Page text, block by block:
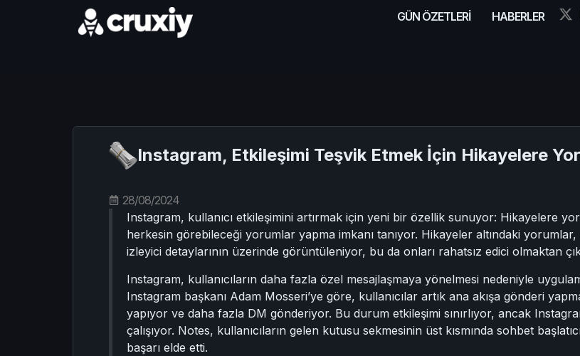
GÜN ÖZETLERİ HABERLER
Instagram, Etkileşimi Teşvik Etmek İçin Hikayelere
28/08/2024
Instagram, kullanıcı etkileşimini artırmak için yeni bir özellik sunuyor: Hikayelere
herkesin görebileceği yorumlar yapma imkanı tanıyor. Hikayeler altındaki
izleyici detaylarının üzerinde görüntüleniyor, bu da onları rahatsız edici olmaktan
Instagram, kullanıcıların daha fazla özel mesajlaşmaya yönelmesi nedeniyle
Instagram başkanı Adam Mosseri’ye göre, kullanıcılar artık ana akışa gönderi
yapıyor ve daha fazla DM gönderiyor. Bu durum etkileşimi sınırlıyor, ancak
çalışıyor. Notes, kullanıcıların gelen kutusu sekmesinin üst kısmında sohbet
başarı elde etti.